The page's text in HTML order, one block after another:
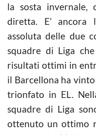
la sosta invernale,
diretta. E’ ancora
assoluta delle due
squadre di Liga
risultati ottimi in
il Barcellona ha
trionfato in EL.
squadre di Liga
ottenuto un ottimo